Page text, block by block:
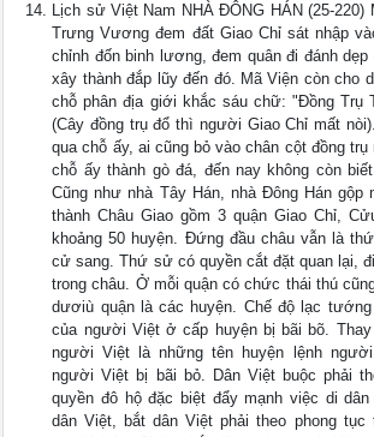
Lịch sử Việt Nam NHÀ ĐÔNG HÁN (25-220)
Trưng Vương đem đất Giao Chỉ sát nhập
chỉnh đốn binh lương, đem quân đi đánh
xây thành đắp lũy đến đó. Mã Viện còn cho
chỗ phân địa giới khắc sáu chữ: "Đồng Trụ
(Cây đồng trụ đổ thì người Giao Chỉ mất
qua chỗ ấy, ai cũng bỏ vào chân cột đồng
chỗ ấy thành gò đá, đến nay không còn
Cũng như nhà Tây Hán, nhà Đông Hán gộp
thành Châu Giao gồm 3 quận Giao Chỉ,
khoảng 50 huyện. Đứng đầu châu vẫn là
cử sang. Thứ sử có quyền cắt đặt quan lại,
trong châu. Ở mỗi quận có chức thái thú
dươiù quận là các huyện. Chế độ lạc
của người Việt ở cấp huyện bị bãi bõ.
người Việt là những tên huyện lệnh
người Việt bị bãi bỏ. Dân Việt buộc phải
quyền đô hộ đặc biệt đẩy mạnh việc di
dân Việt, bắt dân Việt phải theo phong tục